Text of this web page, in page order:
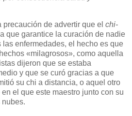
de advertir que el chi-
que garantice la curación de nadie
enfermedades, el hecho es que
«milagrosos», como aquella
dijeron que se estaba
y que se curó gracias a que
su chi a distancia, o aquel otro
el que este maestro junto con su